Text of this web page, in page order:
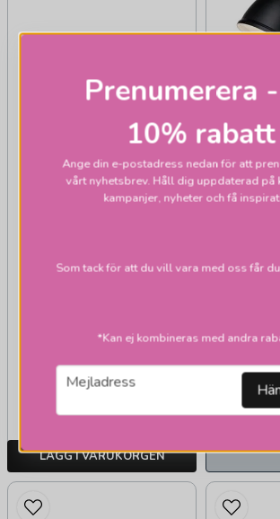
House vägglampor
1 345 kr
vardagar
LÄGG I VARUKORGEN
Prenumerera
10% rabatt
Ange din e-postadress nedan för att
vårt nyhetsbrev. Håll dig uppdaterad på
kampanjer, nyheter och få
Som tack för att du vill vara med oss får
*Kan ej kombineras med andra
email
Mejladress